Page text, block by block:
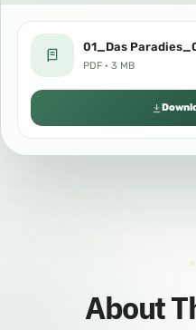
PDF · 3 MB
About